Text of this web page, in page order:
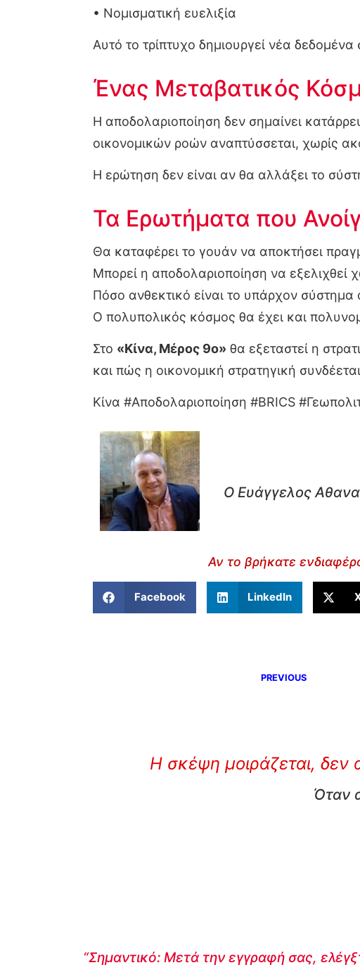
• Νομισματική ευελιξία
Αυτό το τρίπτυχο δημιουργεί νέα
Ένας Μεταβατικός
Η αποδολαριοποίηση δεν σημαίνει
οικονομικών ροών αναπτύσσεται, χωρίς
Η ερώτηση δεν είναι αν θα αλλάξει το
Τα Ερωτήματα που
Θα καταφέρει το γουάν να αποκτήσει
Μπορεί η αποδολαριοποίηση να εξελιχθεί
Πόσο ανθεκτικό είναι το υπάρχον σύστημα
Ο πολυπολικός κόσμος θα έχει και
Στο «Κίνα, Μέρος 9ο» θα εξεταστεί η
και πώς η οικονομική στρατηγική
Κίνα #Αποδολαριοποίηση #BRICS
Ο Ευάγγελος
Αν το βρήκατε
Facebook LinkedIn
PREVIOUS
Η σκέψη μοιράζεται, δεν
Όταν
“Σημαντικό: Μετά την εγγραφή σας,